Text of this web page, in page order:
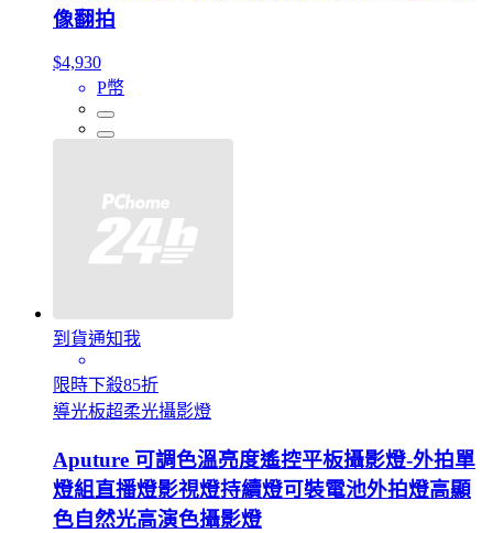
像翻拍
$4,930
P幣
到貨通知我
限時下殺85折
導光板超柔光攝影燈
Aputure 可調色溫亮度遙控平板攝影燈-外拍單
燈組直播燈影視燈持續燈可裝電池外拍燈高顯
色自然光高演色攝影燈